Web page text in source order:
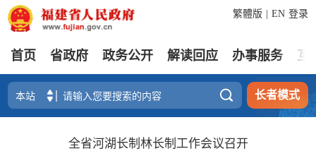
登录
繁體版 EN
首页 省政府 政务公开 解读回应 办事服务 互
 长者模式
全省河湖长制林长制工作会议召开